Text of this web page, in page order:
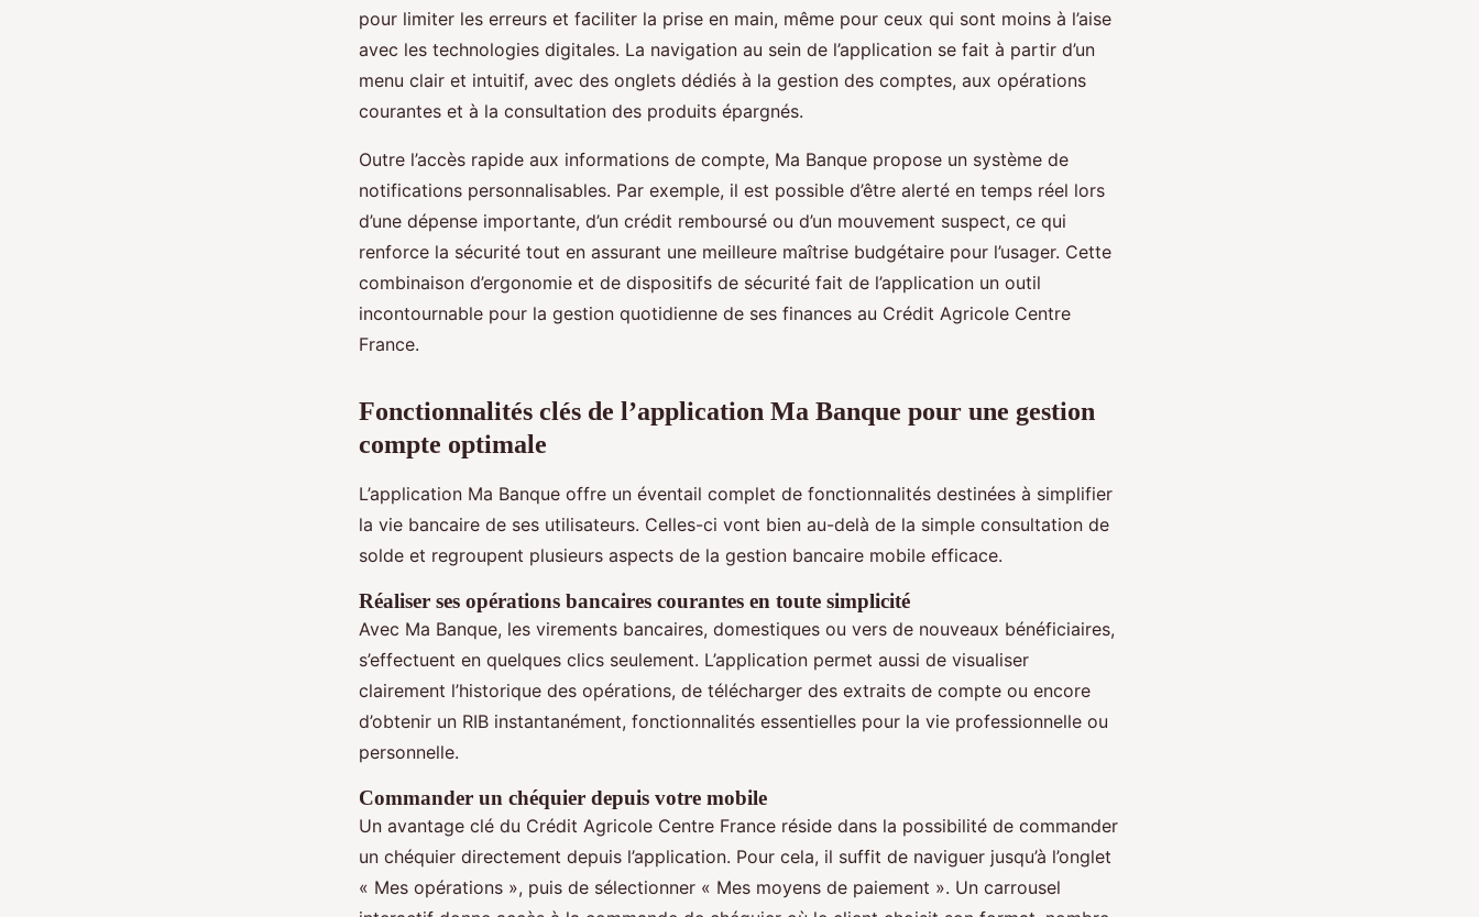
pour limiter les erreurs et faciliter la prise en main, même pour ceux qui sont moins à l’aise
avec les technologies digitales. La navigation au sein de l’application se fait à partir d’un
menu clair et intuitif, avec des onglets dédiés à la gestion des comptes, aux opérations
courantes et à la consultation des produits épargnés.
Outre l’accès rapide aux informations de compte, Ma Banque propose un système de
notifications personnalisables. Par exemple, il est possible d’être alerté en temps réel lors
d’une dépense importante, d’un crédit remboursé ou d’un mouvement suspect, ce qui
renforce la sécurité tout en assurant une meilleure maîtrise budgétaire pour l’usager. Cette
combinaison d’ergonomie et de dispositifs de sécurité fait de l’application un outil
incontournable pour la gestion quotidienne de ses finances au Crédit Agricole Centre
France.
Fonctionnalités clés de l’application Ma Banque pour une gestion
compte optimale
L’application Ma Banque offre un éventail complet de fonctionnalités destinées à simplifier
la vie bancaire de ses utilisateurs. Celles-ci vont bien au-delà de la simple consultation de
solde et regroupent plusieurs aspects de la gestion bancaire mobile efficace.
Réaliser ses opérations bancaires courantes en toute simplicité
Avec Ma Banque, les virements bancaires, domestiques ou vers de nouveaux bénéficiaires,
s’effectuent en quelques clics seulement. L’application permet aussi de visualiser
clairement l’historique des opérations, de télécharger des extraits de compte ou encore
d’obtenir un RIB instantanément, fonctionnalités essentielles pour la vie professionnelle ou
personnelle.
Commander un chéquier depuis votre mobile
Un avantage clé du Crédit Agricole Centre France réside dans la possibilité de commander
un chéquier directement depuis l’application. Pour cela, il suffit de naviguer jusqu’à l’onglet
« Mes opérations », puis de sélectionner « Mes moyens de paiement ». Un carrousel